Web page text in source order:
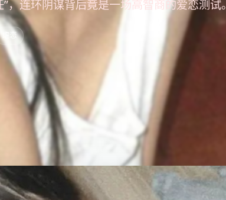
，连环阴谋背后竟是一场高智商的爱恋测试。
虐恋